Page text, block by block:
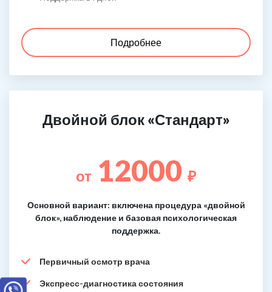
Подробнее
Двойной блок «Стандарт»
от 12000 ₽
Основной вариант: включена процедура «двойной
блок», наблюдение и базовая психологическая
поддержка.
Первичный осмотр врача
Экспресс-диагностика состояния